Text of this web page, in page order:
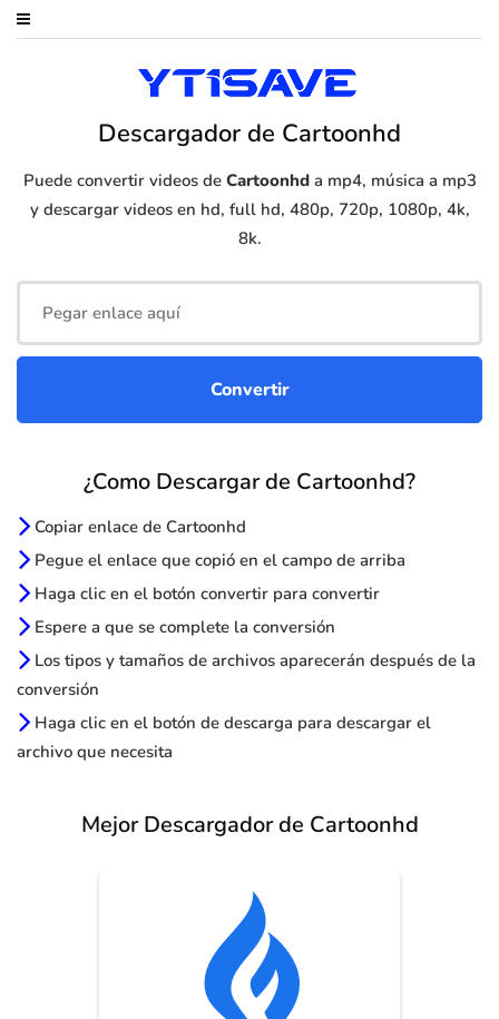
Descargador de Cartoonhd
Puede convertir videos de Cartoonhda mp4, música a mp3
y descargar videos en hd, full hd, 480p, 720p, 1080p, 4k,
8k.
¿Como Descargar de Cartoonhd?
Copiar enlace de Cartoonhd
Pegue el enlace que copió en el campo de arriba
Haga clic en el botón convertir para convertir
Espere a que se complete la conversión
Los tipos y tamaños de archivos aparecerán después de la
conversión
Haga clic en el botón de descarga para descargar el
archivo que necesita
Mejor Descargador de Cartoonhd